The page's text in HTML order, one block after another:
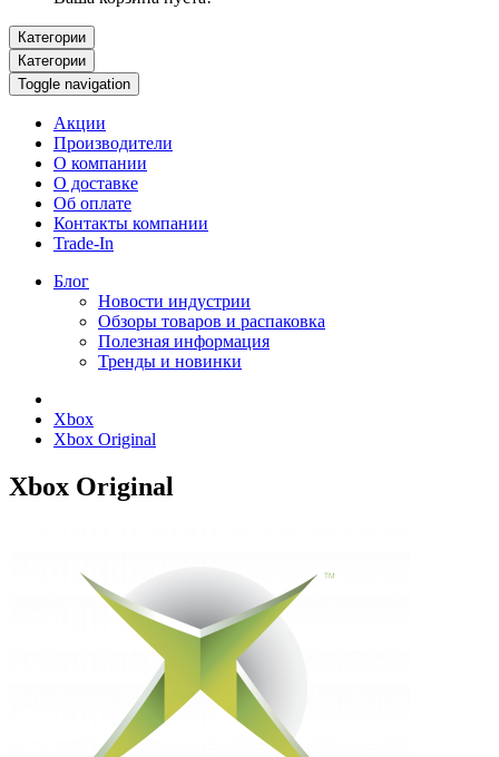
Категории
Категории
Toggle navigation
Акции
Производители
О компании
О доставке
Об оплате
Контакты компании
Trade-In
Блог
Новости индустрии
Обзоры товаров и распаковка
Полезная информация
Тренды и новинки
Xbox
Xbox Original
Xbox Original